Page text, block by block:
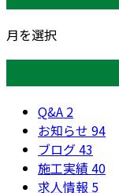
月を選択
Q&A 2
お知らせ 94
ブログ43
施工実績40
求人情報 5